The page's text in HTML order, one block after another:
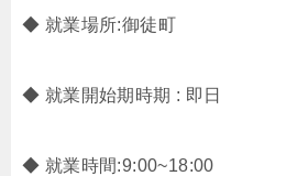
◆ 就業場所:御徒町
◆ 就業開始期時期 : 即日
◆ 就業時間:9:00~18:00